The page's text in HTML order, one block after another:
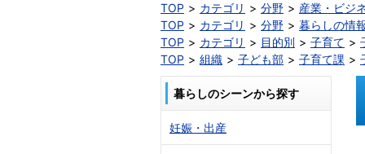
TOP
カテゴリ 分野
産業・ビジ
TOP
カテゴリ 分野
暮らしの情
TOP
カテゴリ 目的別 子育て
TOP
組織 子ども部 子育て課
暮らしのシーンから探す
妊娠・出産